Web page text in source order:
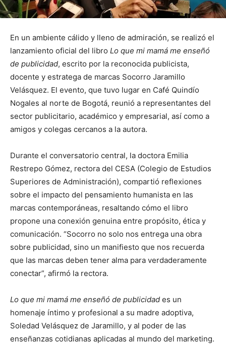
En un ambiente cálido y lleno de admiración, se realizó el
lanzamiento oficial del libro Lo que mi mamá me enseñó
de publicidad, escrito por la reconocida publicista,
docente y estratega de marcas Socorro Jaramillo
Velásquez. El evento, que tuvo lugar en Café Quindío
Nogales al norte de Bogotá, reunió a representantes del
sector publicitario, académico y empresarial, así como a
amigos y colegas cercanos a la autora.
Durante el conversatorio central, la doctora Emilia
Restrepo Gómez, rectora del CESA (Colegio de Estudios
Superiores de Administración), compartió reflexiones
sobre el impacto del pensamiento humanista en las
marcas contemporáneas, resaltando cómo el libro
propone una conexión genuina entre propósito, ética y
comunicación. “Socorro no solo nos entrega una obra
sobre publicidad, sino un manifiesto que nos recuerda
que las marcas deben tener alma para verdaderamente
conectar”, afirmó la rectora.
Lo que mi mamá me enseñó de publicidad es un
homenaje íntimo y profesional a su madre adoptiva,
Soledad Velásquez de Jaramillo, y al poder de las
enseñanzas cotidianas aplicadas al mundo del marketing.